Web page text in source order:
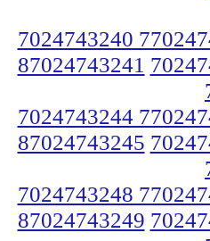
7024743240
87024743241
7024743244
87024743245
7024743248
87024743249